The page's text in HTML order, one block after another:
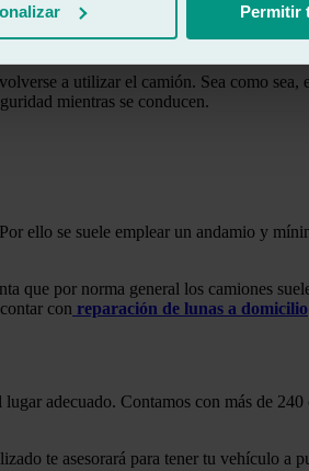
Permitir
de lunas para camiones. Las primeras
a utilizar el camión. Sea como sea,
mientras se conducen.
ello se suele emplear un andamio y
que por norma general los camiones
con reparación de lunas a domicilio
adecuado. Contamos con más de
te asesorará para tener tu vehículo a